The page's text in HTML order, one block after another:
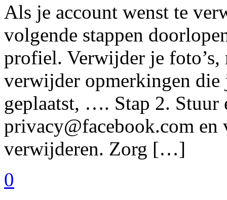
Als je account wenst te
volgende stappen
profiel. Verwijder je
verwijder opmerkingen die
geplaatst, …. Stap 2. Stuur
privacy@facebook.com en
verwijderen. Zorg […]
0